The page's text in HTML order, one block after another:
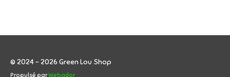
© 2024 - 2026 Green Lou Shop
Propulsé parWebador